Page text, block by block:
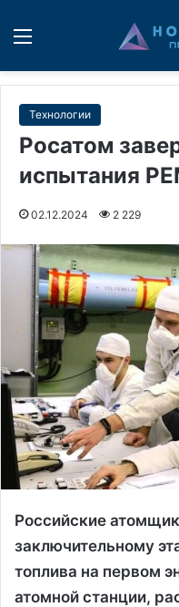
Технологии
Росатом
испытания
02.12.2024 2 229
Российские
заключительному
топлива на первом
атомной станции,